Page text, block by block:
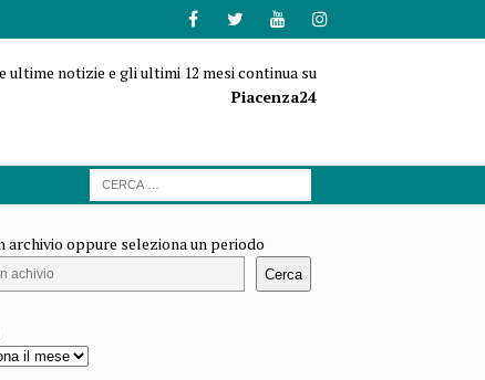
ultime notizie e gli ultimi 12 mesi continua su
Piacenza24
archivio oppure seleziona un periodo
Cerca